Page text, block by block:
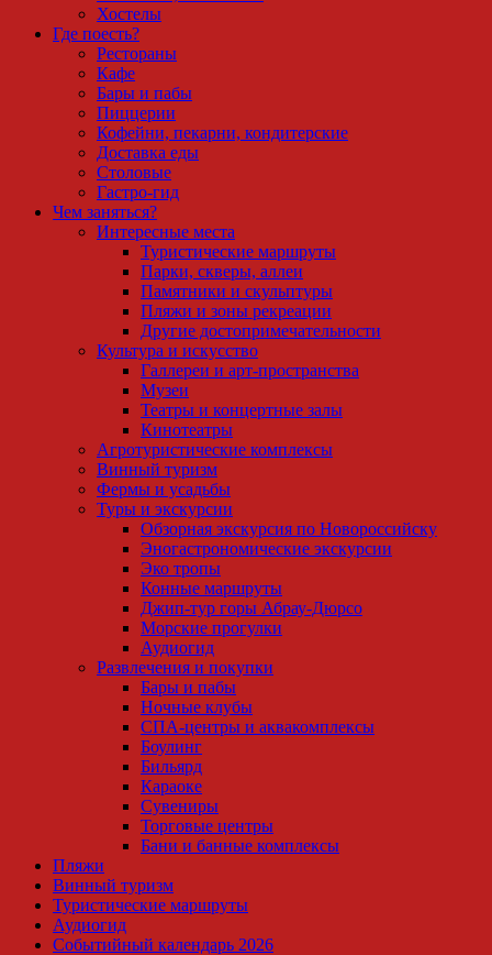
Хостелы
Где поесть?
Рестораны
Кафе
Бары и пабы
Пиццерии
Кофейни, пекарни, кондитерские
Доставка еды
Столовые
Гастро-гид
Чем заняться?
Интересные места
Туристические маршруты
Парки, скверы, аллеи
Памятники и скульптуры
Пляжи и зоны рекреации
Другие достопримечательности
Культура и искусство
Галлереи и арт-пространства
Музеи
Театры и концертные залы
Кинотеатры
Агротуристические комплексы
Винный туризм
Фермы и усадьбы
Туры и экскурсии
Обзорная экскурсия по Новороссийску
Эногастрономические экскурсии
Эко тропы
Конные маршруты
Джип-тур горы Абрау-Дюрсо
Морские прогулки
Аудиогид
Развлечения и покупки
Бары и пабы
Ночные клубы
СПА-центры и аквакомплексы
Боулинг
Бильярд
Караоке
Сувениры
Торговые центры
Бани и банные комплексы
Пляжи
Винный туризм
Туристические маршруты
Аудиогид
Событийный календарь 2026